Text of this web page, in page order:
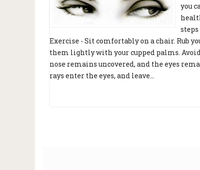
you
Exercise - Sit comfortably on a chair. Rub
them lightly with your cupped palms.
nose remains uncovered, and the eyes
rays enter the eyes, and leave...